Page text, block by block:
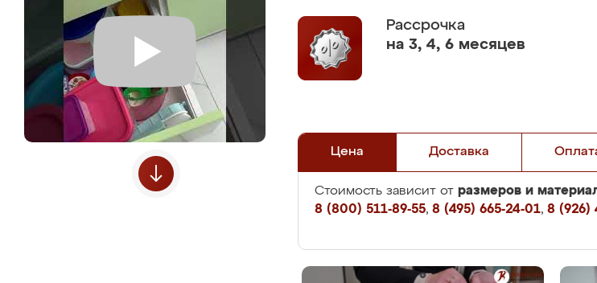
Рассрочка
на 3, 4, 6 месяцев
Цена Доставка
Стоимость зависит от размеров и
8 (800) 511-89-55, 8 (495) 665-24-01, 8 (926)